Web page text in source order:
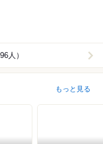
人）
もっと見る